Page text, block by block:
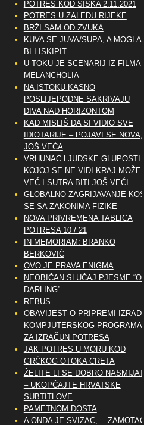
POTRES KOD SISKA 2.11.2021
POTRES U ZALEĐU RIJEKE
BRŽI SAM OD ZVUKA
KUVA SE JUVA/SUPA, A MOGLA
BI I ISKIPIT
U TOKU JE SCENARIJ IZ FILMA
MELANCHOLIA
NA ISTOKU KASNO
POSLIJEPODNE SAKRIVAJU
DIVA NAD HORIZONTOM
KAD MISLIŠ DA SI VIDIO SVE
IDIOTARIJE – POJAVI SE NOVA,..
JOŠ VEĆA
VRHUNAC LJUDSKE GLUPOSTI
KOJOJ SE NE VIDI KRAJ MOŽE
VEĆ I SUTRA BITI JOŠ VEĆI
GLOBALNO ZAGRIJAVANJE KOSI
SE SA ZAKONIMA FIZIKE
NOVA PRIVREMENA TABLICA
POTRESA 10 / 21
IN MEMORIAM: BRANKO
BERKOVIĆ
OVO JE PRAVA ENIGMA
NEOBIČAN SLUČAJ PJESME “OH
DARLING”
REBUS
OBAVIJEST O PRIPREMI IZRADE
KOMPJUTERSKOG PROGRAMA
ZA IZRAČUN POTRESA
JAK POTRES U MORU KOD
GRČKOG OTOKA CRETA
ŽELITE LI SE DOBRO NASMIJATI
– UKOPČAJTE HRVATSKE
SUBTITLOVE
PAMETNOM DOSTA
A ONDA JE SVIZAC,… ZAMOTAO